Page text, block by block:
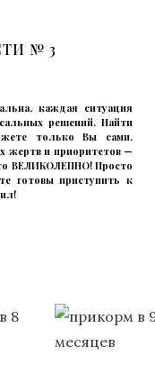
№ 3
каждая ситуация
решений. Найти
только Вы сами.
жертв и приоритетов —
ВЕЛИКОЛЕПНО! Просто
готовы приступить к